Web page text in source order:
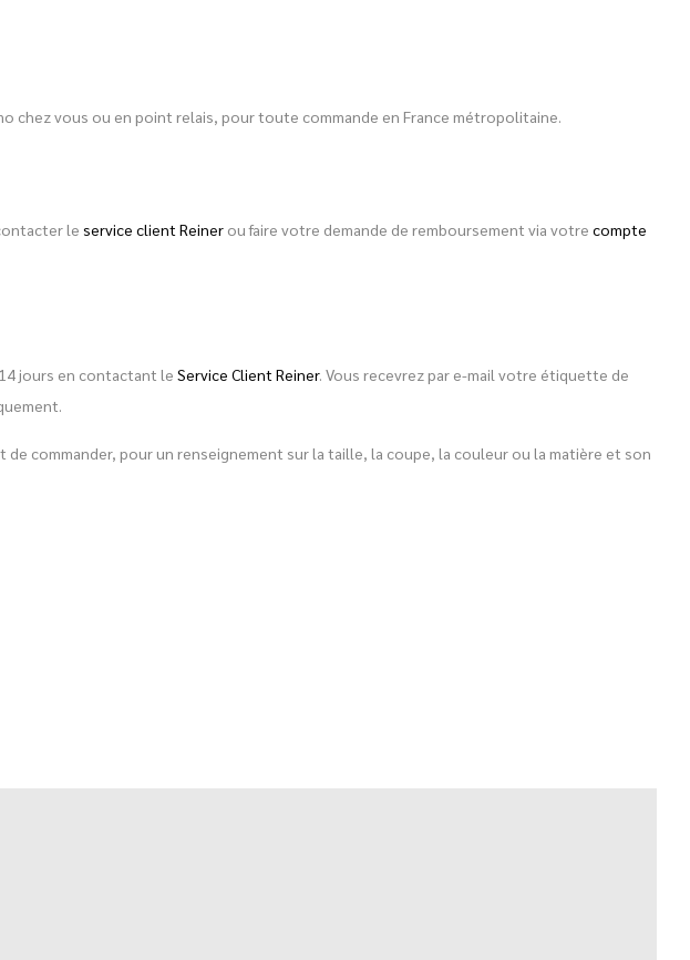
chez vous ou en point relais, pour toute commande en France métropolitaine.
le service client Reiner ou faire votre demande de remboursement via votre compte
jours en contactant le Service Client Reiner. Vous recevrez par e-mail votre étiquette de
de commander, pour un renseignement sur la taille, la coupe, la couleur ou la matière et son